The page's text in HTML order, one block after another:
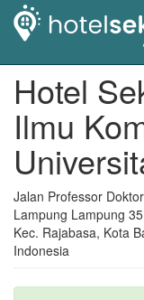
Hotel
Ilmu
Jalan Professor
Lampung Lampung
Kec. Rajabasa, Kota
Indonesia